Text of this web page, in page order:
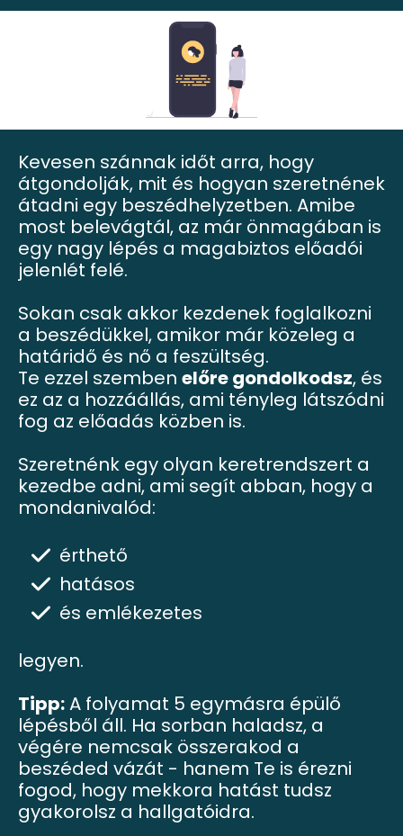
Kevesen szánnak időt arra, hogy
átgondolják, mit és hogyan szeretnének
átadni egy beszédhelyzetben. Amibe
most belevágtál, az már önmagában is
egy nagy lépés a magabiztos előadói
jelenlét felé.
Sokan csak akkor kezdenek foglalkozni
a beszédükkel, amikor már közeleg a
határidő és nő a feszültség.
Te ezzel szemben előre gondolkodsz, és
ez az a hozzáállás, ami tényleg látszódni
fog az előadás közben is.
Szeretnénk egy olyan keretrendszert a
kezedbe adni, ami segít abban, hogy a
mondanivalód:
érthető
hatásos
és emlékezetes
legyen.
Tipp:A folyamat 5 egymásra épülő
lépésből áll. Ha sorban haladsz, a
végére nemcsak összerakod a
beszéded vázát - hanem Te is érezni
fogod, hogy mekkora hatást tudsz
gyakorolsz a hallgatóidra.